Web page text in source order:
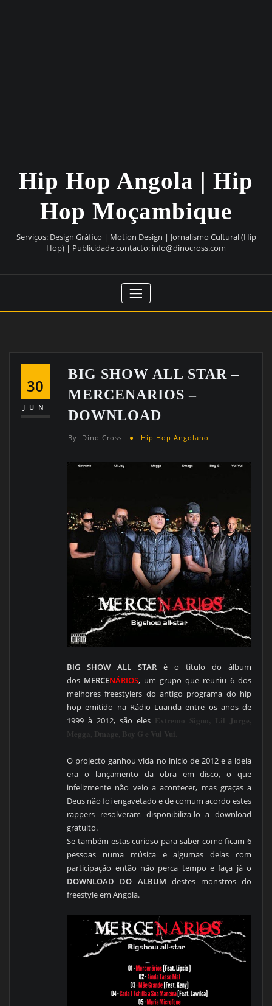
Hip Hop Angola | Hip
Hop Moçambique
Serviços: Design Gráfico | Motion Design | Jornalismo Cultural (Hip
Hop) | Publicidade contacto: info@dinocross.com
30
JUN
BIG SHOW ALL STAR –
MERCENARIOS –
DOWNLOAD
By Dino Cross Hip Hop Angolano
BIG SHOW ALL STAR é o titulo do álbum
dos MERCENÁRIOS, um grupo que reuniu 6 dos
melhores freestylers do antigo programa do hip
hop emitido na Rádio Luanda entre os anos de
1999 à 2012, são eles Extremo Signo, Lil Jorge,
Megga, Dmage, Boy G e Vui Vui.
O projecto ganhou vida no inicio de 2012 e a ideia
era o lançamento da obra em disco, o que
infelizmente não veio a acontecer, mas graças a
Deus não foi engavetado e de comum acordo estes
rappers resolveram disponibiliza-lo a download
gratuito.
Se também estas curioso para saber como ficam 6
pessoas numa música e algumas delas com
participação então não perca tempo e faça já o
DOWNLOAD DO ALBUM destes monstros do
freestyle em Angola.